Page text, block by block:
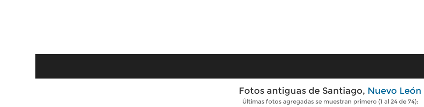
Fotos antiguas de Santiago, Nuevo León
Últimas fotos agregadas se muestran primero (1 al 24 de 74):